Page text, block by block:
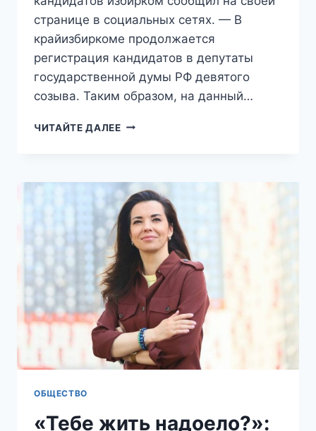
странице в социальных сетях. — В
крайизбиркоме продолжается
регистрация кандидатов в депутаты
государственной думы РФ девятого
созыва. Таким образом, на данный…
ЧИТАЙТЕ ДАЛЕЕВОТ
ИЗ
«РЕАЛЬНЫХ
ПАЦАНОВ»
БАЛЛОТИРУЕТСЯ
НА
ВЫБОРЫ
ГОСДУМУ
ОБЩЕСТВО
«Тебе жить надоело?»: